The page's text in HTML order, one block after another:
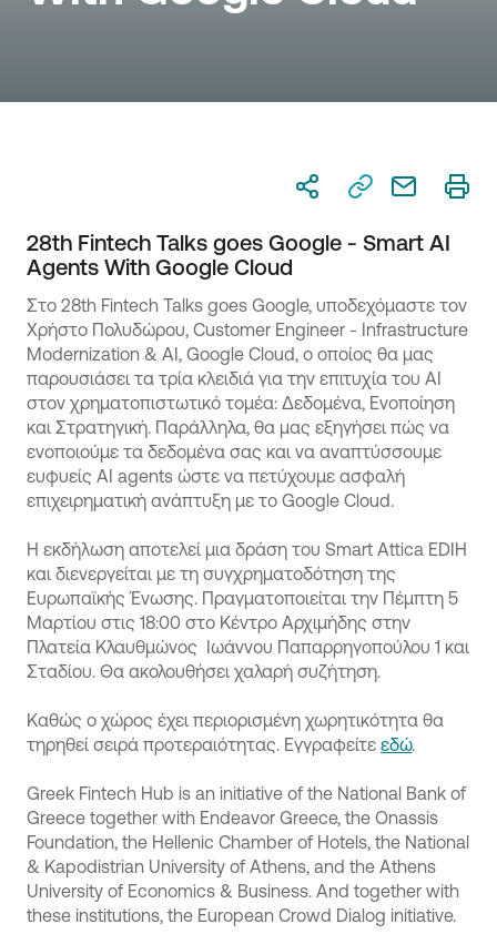
28th Fintech Talks goes Google - Smart AI
Agents With Google Cloud
Στο 28th Fintech Talks goes Google, υποδεχόμαστε τον
Χρήστο Πολυδώρου, Customer Engineer - Infrastructure
Modernization & AI, Google Cloud, ο οποίος θα μας
παρουσιάσει τα τρία κλειδιά για την επιτυχία του AI
στον χρηματοπιστωτικό τομέα: Δεδομένα, Ενοποίηση
και Στρατηγική. Παράλληλα, θα μας εξηγήσει πώς να
ενοποιούμε τα δεδομένα σας και να αναπτύσσουμε
ευφυείς AI agents ώστε να πετύχουμε ασφαλή
επιχειρηματική ανάπτυξη με το Google Cloud.
Η εκδήλωση αποτελεί μια δράση του Smart Attica ΕDIH
και διενεργείται με τη συγχρηματοδότηση της
Ευρωπαϊκής Ένωσης. Πραγματοποιείται την Πέμπτη 5
Μαρτίου στις 18:00 στο Κέντρο Αρχιμήδης στην
Πλατεία Κλαυθμώνος Ιωάννου Παπαρρηγοπούλου 1 και
Σταδίου. Θα ακολουθήσει χαλαρή συζήτηση.
Καθώς ο χώρος έχει περιορισμένη χωρητικότητα θα
τηρηθεί σειρά προτεραιότητας. Εγγραφείτε εδώ.
Greek Fintech Hub is an initiative of the National Bank of
Greece together with Endeavor Greece, the Onassis
Foundation, the Hellenic Chamber of Hotels, the National
& Kapodistrian University of Athens, and the Athens
University of Economics & Business. And together with
these institutions, the European Crowd Dialog initiative.